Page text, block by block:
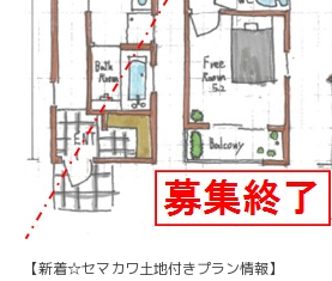
【新着☆セマカワ土地付きプラン情報】